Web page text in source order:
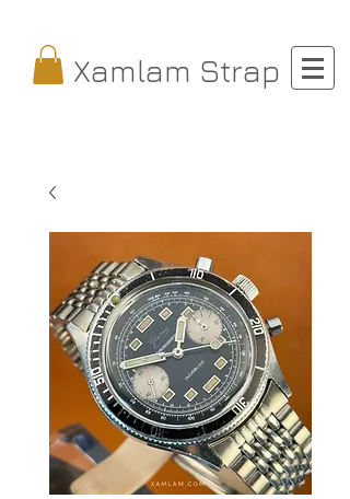
Xamlam Strap